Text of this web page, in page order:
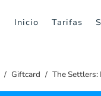
Inicio Tarifas
Giftcard The